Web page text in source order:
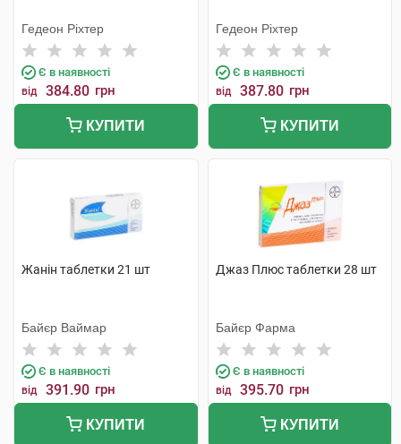
Гедеон Ріхтер
Є в наявності
від 384.80 грн
КУПИТИ
Гедеон Ріхтер
Є в наявності
від 387.80 грн
КУПИТИ
Жанін таблетки 21 шт
Байєр Ваймар
Є в наявності
від 391.90 грн
КУПИТИ
Джаз Плюс таблетки 28 шт
Байєр Фарма
Є в наявності
від 395.70 грн
КУПИТИ